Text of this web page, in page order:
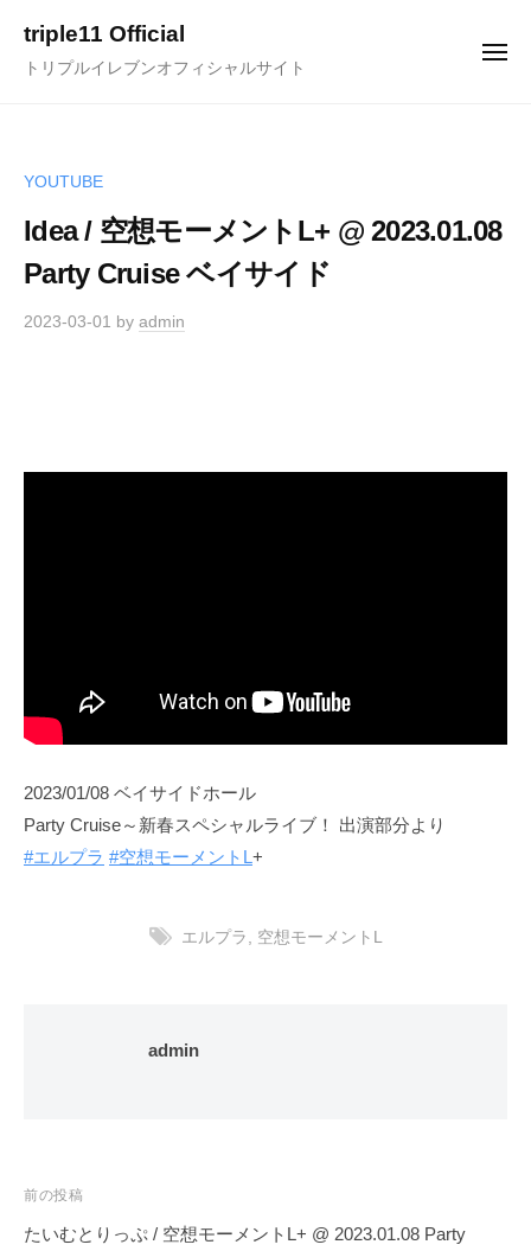
triple11 Official
トリプルイレブンオフィシャルサイト
メ
YOUTUBE
Idea / 空想モーメントL+ @ 2023.01.08
Party Cruise ベイサイド
2023-03-01 by admin
2023/01/08 ベイサイドホール
Party Cruise～新春スペシャルライブ！ 出演部分より
#エルプラ #空想モーメントL+
エルプラ , 空想モーメントL
admin
投
稿
前の投稿
たいむとりっぷ / 空想モーメントL+ @ 2023.01.08 Party